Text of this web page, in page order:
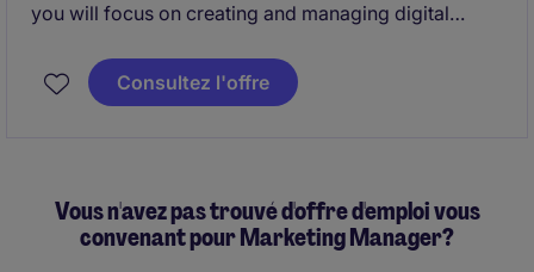
you will focus on creating and managing digital
well be responsible for donor recruitment and
fundraising appeals through social media.
Consultez l'offre
Vous n'avez pas trouvé d'offre d'emploi vous
convenant pour Marketing Manager?